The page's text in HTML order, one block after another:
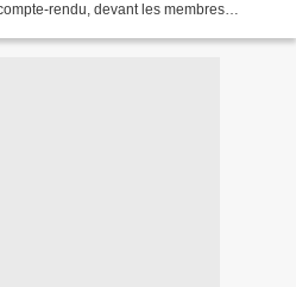
rendu, devant les membres